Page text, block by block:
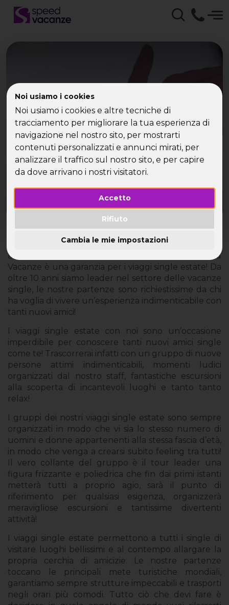
Noi usiamo i cookies
Noi usiamo i cookies e altre tecniche di
tracciamento per migliorare la tua esperienza di
navigazione nel nostro sito, per mostrarti
contenuti personalizzati e annunci mirati, per
analizzare il traffico sul nostro sito, e per capire
da dove arrivano i nostri visitatori.
Accetto
Rifiuto
Cambia le mie impostazioni
Viaggi single estate
2016
Sole, estate, voglia di staccare la spina e di viaggiare!
Dove, come, ma soprattutto con chi? Speed
Vacanze è una garanzia per i viaggi single estate! Da
oltre 10 anni siamo leader nel settore delle vacanze
single, le nostre partenze sono richiestissime da chi
ha voglia di vivere un’esperienza indimenticabile con
tanti nuovi amici!
I viaggi single estate con noi sono un’occasione
imperdibile per conoscere tanti nuovi amici single
come te! Trascorrerai infatti con un gruppo di nuove
persone attimi indimenticabili, momenti ludici
organizzati dal nostro staff, fantastiche escursioni
alla scoperta di incantevoli luoghi e tanto tanto
relax!
I gruppi dei nostri viaggi single estate sono sempre
organizzati in modo che vi sia lo stesso numero di
uomini e donne appartenenti alla stessa fascia d’età,
in modo che venga a crearsi subito feeling tra tutti!
Il vero collante del gruppo è il tour leader una
figura frizzante e poliedrica che fin dai primi istanti
metterà tutti a proprio agio, sarà il punto di
riferimento per qualsiasi esigenza, organizzerà
meravigliose escursioni e tantissime divertenti
attività!
I viaggi single estate permettono a tutti i single di
visitare luoghi bellissimi e al contempo allargare la
propria cerchia di amicizie. Le nostre partenze
toccano le principali mete turistiche mondiali,
garantiamo sempre strutture impeccabili e trasporti
negli orari più comodi. Tutto ciò che devi fare è